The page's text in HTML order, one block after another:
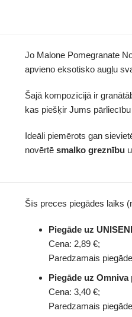
Jo Malone Pomegranate
apvieno eksotisko augļu
Šajā kompozīcijā ir
kas piešķir Jums pārliecību
Ideāli piemērots gan
novērtē smalko greznību
Šīs preces piegādes laiks
Piegāde uz
Cena: 2,89 €;
Paredzamais
Piegāde uz Omniva
Cena: 3,40 €;
Paredzamais